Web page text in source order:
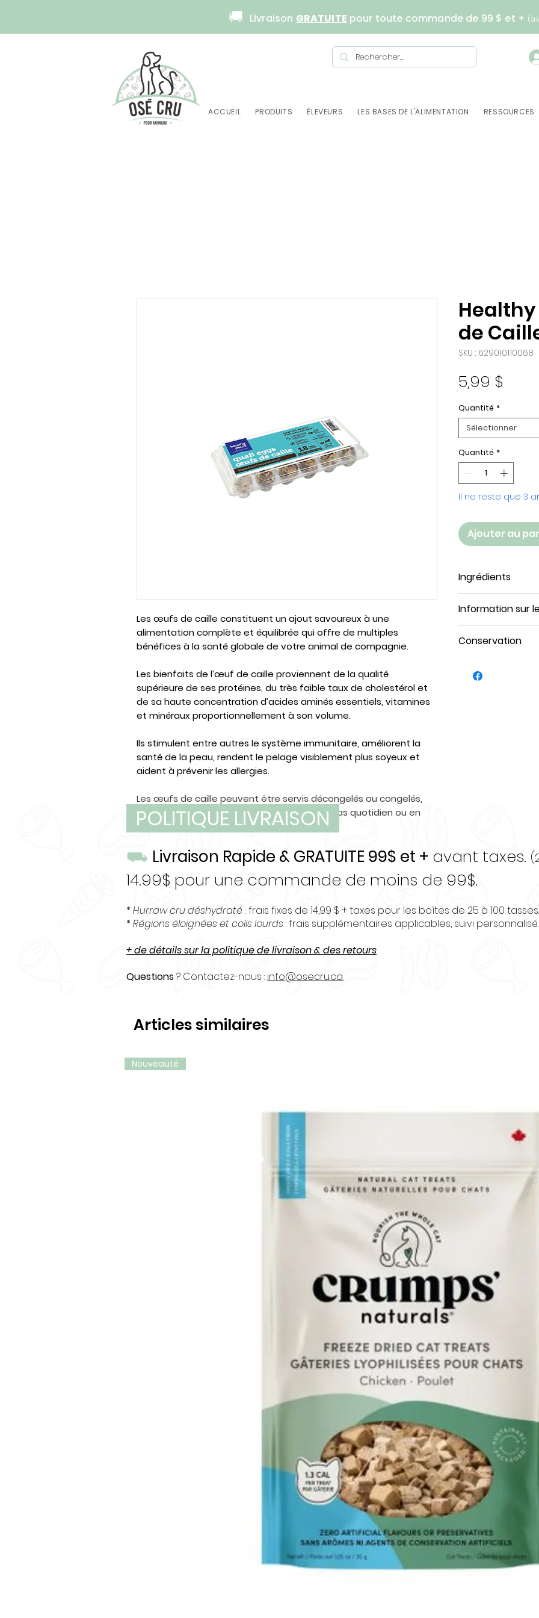
🚚 Livraison GRATUITE pour toute commande de 99 $ et +
ACCUEIL PRODUITS ÉLEVEURS LES BASES DE L'ALIMENTATION RESSOURCES
Les œufs de caille constituent un ajout savoureux à une
alimentation complète et équilibrée qui offre de multiples
bénéfices à la santé globale de votre animal de compagnie.
Les bienfaits de l’œuf de caille proviennent de la qualité
supérieure de ses protéines, du très faible taux de cholestérol et
de sa haute concentration d’acides aminés essentiels, vitamines
et minéraux proportionnellement à son volume.
Ils stimulent entre autres le système immunitaire, améliorent la
santé de la peau, rendent le pelage visiblement plus soyeux et
aident à prévenir les allergies.
Les œufs de caille peuvent être servis décongelés ou congelés,
entiers ou cassés – en complément d’un repas quotidien ou en
tant que gâterie riche en protéines.
de
SKU : 629010110068
5,99 $
Quantité *
Sélectionner
Quantité *
Il ne reste que 3
Ajouter au
Ingrédients
Information sur
Unités : 18 unités
Conservation
oeufs de caille
POLITIQUE LIVRAISON
⛟ Livraison Rapide & GRATUITE 99$ et + avant taxes.
14.99$ pour une commande de moins de 99$.
*Hurraw cru déshydraté :frais fixes de 14,99 $ + taxes pour les boîtes de 25 à 100 tasses.
*Régions éloignées et colis lourds : frais supplémentaires applicables, suivi personnalisé.
+ de détails sur la politique de livraison & des retours
Questions? Contactez-nous : info@osecru.ca.
Articles similaires
Nouveauté